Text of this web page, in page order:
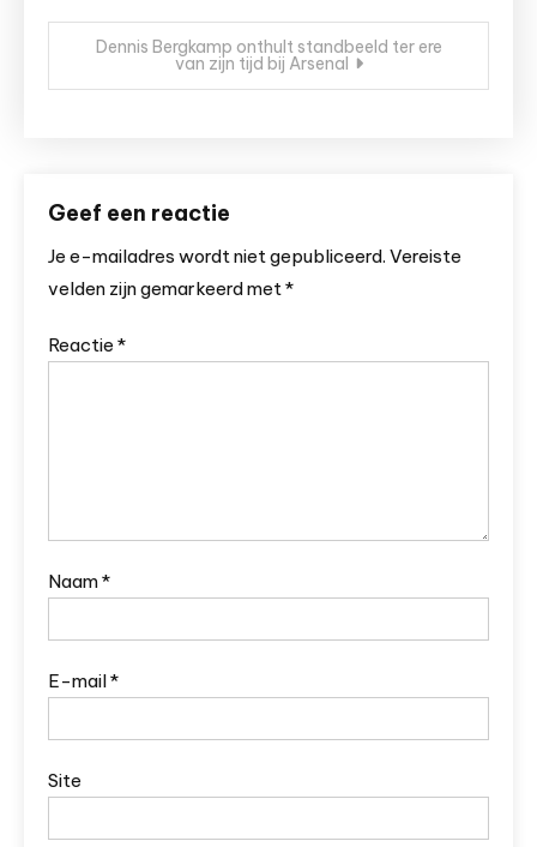
Dennis Bergkamp onthult standbeeld ter ere
van zijn tijd bij Arsenal
Geef een reactie
Je e-mailadres wordt niet gepubliceerd. Vereiste
velden zijn gemarkeerd met*
Reactie *
Naam*
E-mail*
Site